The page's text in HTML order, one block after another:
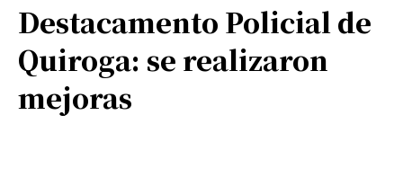
Destacamento Policial de
Quiroga: se realizaron
mejoras